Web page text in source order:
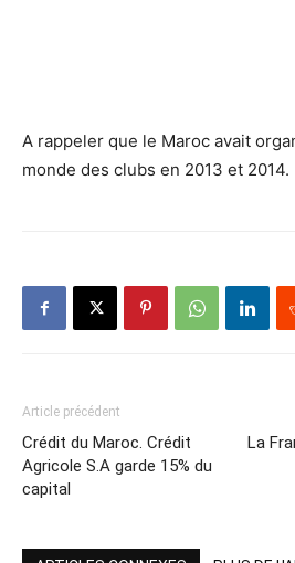
A rappeler que le Maroc avait
monde des clubs en 2013 et 2014.
Article précédent
Crédit du Maroc. Crédit
Agricole S.A garde 15% du
capital
La